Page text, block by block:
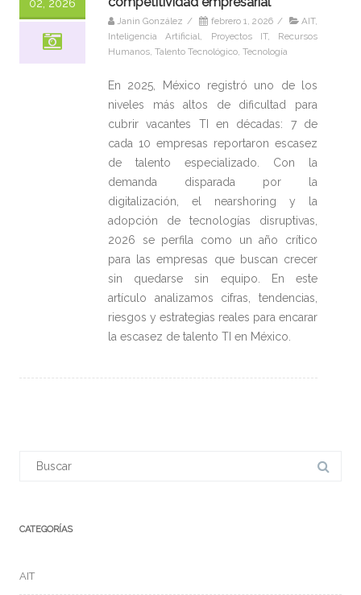
02, 2026
Janin González / febrero 1, 2026 / AIT,
Inteligencia Artificial, Proyectos IT, Recursos
Humanos, Talento Tecnológico, Tecnología
En 2025, México registró uno de los
niveles más altos de dificultad para
cubrir vacantes TI en décadas: 7 de
cada 10 empresas reportaron escasez
de talento especializado. Con la
demanda disparada por la
digitalización, el nearshoring y la
adopción de tecnologías disruptivas,
2026 se perfila como un año crítico
para las empresas que buscan crecer
sin quedarse sin equipo. En este
artículo analizamos cifras, tendencias,
riesgos y estrategias reales para encarar
la escasez de talento TI en México.
CATEGORÍAS
AIT